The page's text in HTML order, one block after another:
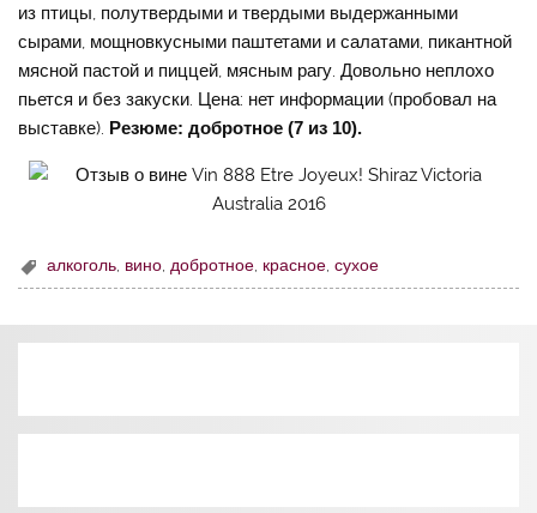
из птицы, полутвердыми и твердыми выдержанными
сырами, мощновкусными паштетами и салатами, пикантной
мясной пастой и пиццей, мясным рагу. Довольно неплохо
пьется и без закуски. Цена: нет информации (пробовал на
выставке). Резюме: добротное (7 из 10).
алкоголь вино добротное красное ,сухое